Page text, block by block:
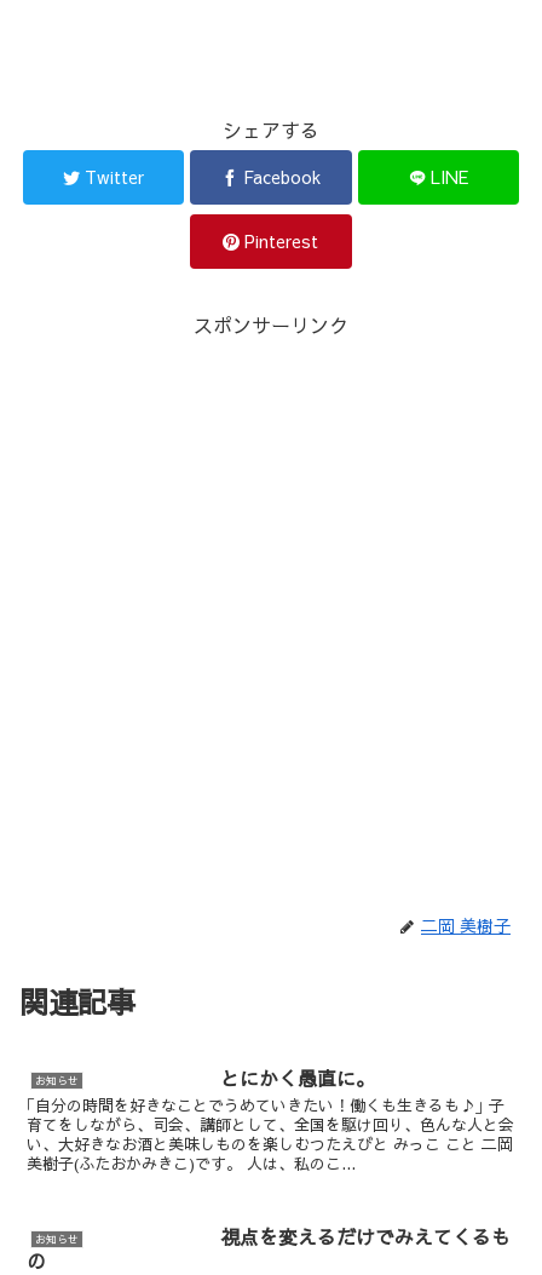
シェアする
Twitter Facebook LINE
Pinterest
スポンサーリンク
二岡 美樹子
関連記事
お知らせ とにかく愚直に。
｢自分の時間を好きなことでうめていきたい！働くも生きるも♪｣ 子
育てをしながら、司会、講師として、全国を駆け回り、色んな人と会
い、大好きなお酒と美味しものを楽しむつたえびと みっこ こと 二岡
美樹子(ふたおかみきこ)です。 人は、私のこ...
お知らせ
視点を変えるだけでみえてくるも
の